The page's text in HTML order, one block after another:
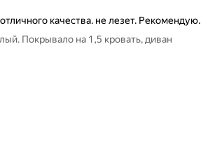
качества. не лезет. Рекомендую.
Покрывало на 1,5 кровать, диван